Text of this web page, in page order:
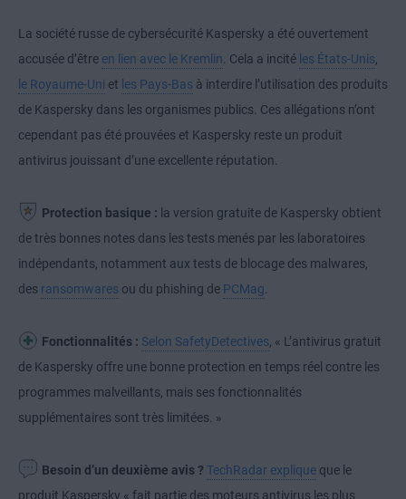
La société russe de cybersécurité Kaspersky a été ouvertement
accusée d’être en lien avec le Kremlin. Cela a incité les États-Unis,
le Royaume-Uni et les Pays-Bas à interdire l’utilisation des produits
de Kaspersky dans les organismes publics. Ces allégations n’ont
cependant pas été prouvées et Kaspersky reste un produit
antivirus jouissant d’une excellente réputation.
Protection basique : la version gratuite de Kaspersky obtient
de très bonnes notes dans les tests menés par les laboratoires
indépendants, notamment aux tests de blocage des malwares,
des ransomwares ou du phishing de PCMag.
Fonctionnalités : Selon SafetyDetectives, « L’antivirus gratuit
de Kaspersky offre une bonne protection en temps réel contre les
programmes malveillants, mais ses fonctionnalités
supplémentaires sont très limitées. »
Besoin d’un deuxième avis ? TechRadar explique que le
produit Kaspersky « fait partie des moteurs antivirus les plus